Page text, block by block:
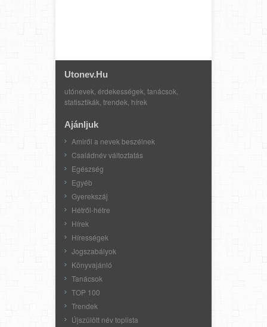
Utonev.hu
utónevek, érdekességek, tanácsok,
statisztikák, trendek, hírek
Ajánljuk
Amiről a nevek beszélnek
Családnév változtatás
Egészség
Egyéb
Gyerekszáj
Hétről-hétre
Hírek
Hírességek
Jogszabályok
Könyvajánló
Tanácsok
TOP 100
Trendek
Újszülött név toplista